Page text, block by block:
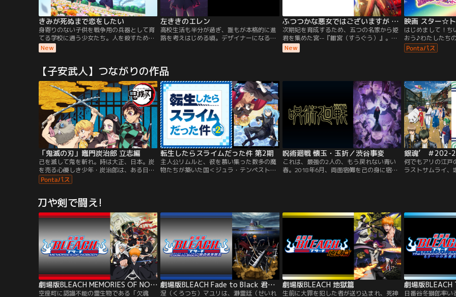
きみが死ぬまで恋をしたい
身寄りのない子供を戦争用の兵器として育
てる学校に通う少女たち。人を殺すための
授業、誰が死んでも悲しむことさえままな
らない日常。ここは不条理で、常に死と隣
「どうしてみんな平気なの？」自分の境遇
を受け入れられずにいる14才のシーナはあ
る夜、血まみれの小さな女の子・ミミと出
会う--どんな現実が訪れようとも、生きて
いく。これはそんな少女たちが見つける、
あどけない願いの物語。
New
左ききのエレン
高校生活も半分が過ぎ、誰もが本格的に進
路を考えはじめる頃。デザイナーになるた
っかけに才能を封じ込めてきた、左ききの
女子高生・山岸エレンだった。いつしか二
人は「描く」ことを通じてお互いを認めあ
い、光一はデザイナー、エレンは画家への
道を歩み始めるが--。
ふつつかな悪女ではございますが ～雛宮蝶鼠とりかえ伝～
次期妃を育成するため、五つの名家から姫
君を集めた宮--『雛宮（すうぐう）』。名
家のうちの一つ、美しく聡明な黄家（こう
け）の雛女（ひめ）・玲琳（れいりん）
嫌われていた朱家（しゅけ）の雛女・慧月
（けいげつ）の手により、互いの身体を入
れ替えられてしまう。気づいた時には、す
でに処刑が決まっていることを告げられ絶
体絶命。しかし幼い時から病弱で常に死と
隣り合わせで生きてきた彼女は、むしろ健
康な身体を手に入れたことを喜んでい
た！？悲劇かと思われた入れ替わりだった
が、鋼（はがね）の精神を持つ玲琳は、あ
ばら家に追放されても自由を満喫し、命を
狙ってくる者たちには持ち前の明るさと優
は大きく変わり、やがて後宮を揺るがす陰
謀に巻き込まれていく。正反対の少女が繰
り広げる後宮“入れ替わり”逆転劇、堂々の
開幕！
New
はじめまして！
おう♪わたしたち
ある日プリキュア
な生き物ユーマ。
んでいくひかりた
人ハンターが現
【子安武人】つながりの作品
「鬼滅の刃」竈門炭治郎 立志編
己を滅して鬼を斬れ。時は大正、日本。炭
を売る心優しき少年・炭治郎は、ある日鬼
に家族を皆殺しにされてしまう。さらに唯
一生き残った妹の禰豆子は鬼に変貌してし
治郎だったが、妹を人間に戻し、家族を殺
した鬼を討つため、“鬼狩り”の道を進む決
意をする。人と鬼とが織りなす哀しき兄妹
の物語が、今、始まる--！
転生したらスライムだった件 第2期
主人公リムルと、彼を慕い集った数多の魔
物たちが築いた国＜ジュラ・テンペスト連
の「人間への好意」……しかしこの世界に
は明確な「魔物への敵意」が存在してい
た。その理不尽な現実を突き付けられた
時…。
呪術廻戦 懐玉・玉折／渋谷事変
これは、最強の2人の、もう戻れない青い
春。2018年6月、両面宿儺を己の身に宿し
い2人の元に、不死の術式を持つ呪術界の
要・天元からの依頼が届く。
銀魂’ ＃202-
何でもアリの江戸
ラストサムライ、
銀時。笑えて、泣
と仲間たちの生き
刀や剣で闘え!
劇場版BLEACH MEMORIES OF NOBODY
空座町に認識不能の霊生物である「欠魂
劇場版BLEACH Fade to Black 君の名を呼ぶ
涅（くろつち）マユリは、瀞霊廷（せいれ
劇場版BLEACH 地獄篇
生前に大罪を犯した者が送り込まれ、死神 日番谷冬獅郎率い